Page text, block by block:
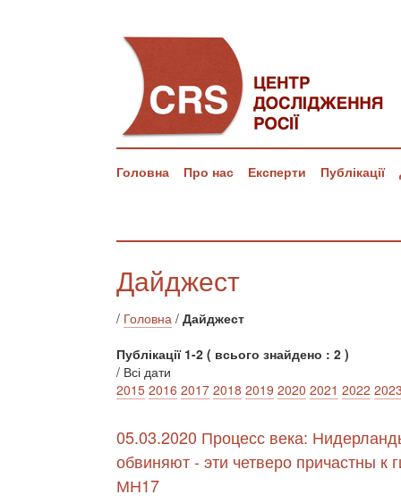
Головна Про нас Експерти Публікації
Дайджест
/ Головна / Дайджест
Публікації 1-2 ( всього знайдено : 2 )
/ Всі дати
2015 2016 2017 2018 2019 2020 2021 2022
05.03.2020 Процесс века:
обвиняют - эти четверо причастны к
МН17